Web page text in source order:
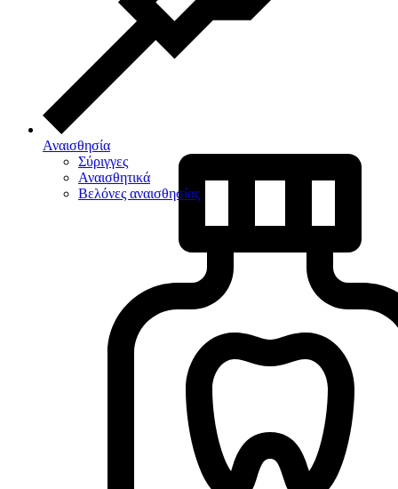
Αναισθησία
Σύριγγες
Αναισθητικά
Βελόνες αναισθησίας